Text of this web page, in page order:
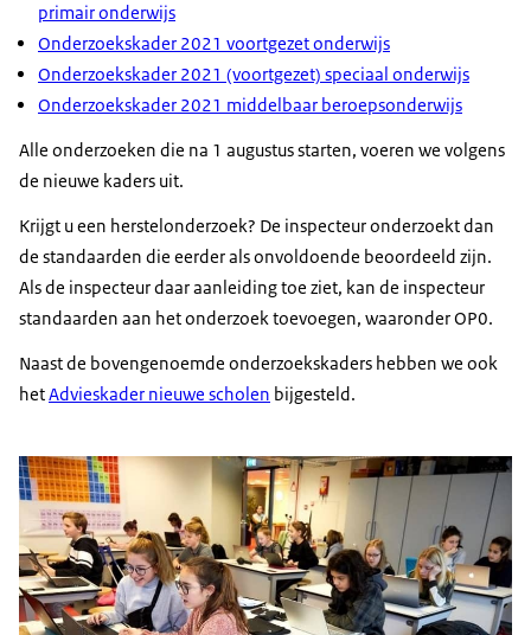
primair onderwijs
Onderzoekskader 2021 voortgezet onderwijs
Onderzoekskader 2021 (voortgezet) speciaal onderwijs
Onderzoekskader 2021 middelbaar beroepsonderwijs
Alle onderzoeken die na 1 augustus starten, voeren we volgens
de nieuwe kaders uit.
Krijgt u een herstelonderzoek? De inspecteur onderzoekt dan
de standaarden die eerder als onvoldoende beoordeeld zijn.
Als de inspecteur daar aanleiding toe ziet, kan de inspecteur
standaarden aan het onderzoek toevoegen, waaronder OP0.
Naast de bovengenoemde onderzoekskaders hebben we ook
hetAdvieskader nieuwe scholen bijgesteld.